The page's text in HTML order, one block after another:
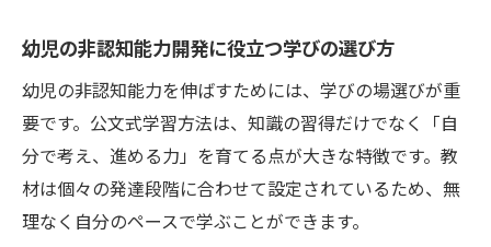
幼児の非認知能力開発に役立つ学びの選び方
幼児の非認知能力を伸ばすためには、学びの場選びが重
要です。公文式学習方法は、知識の習得だけでなく「自
分で考え、進める力」を育てる点が大きな特徴です。教
材は個々の発達段階に合わせて設定されているため、無
理なく自分のペースで学ぶことができます。